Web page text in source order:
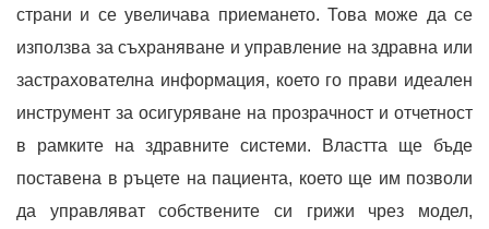
страни и се увеличава приемането. Това може да се
използва за съхраняване и управление на здравна или
застрахователна информация, което го прави идеален
инструмент за осигуряване на прозрачност и отчетност
в рамките на здравните системи. Властта ще бъде
поставена в ръцете на пациента, което ще им позволи
да управляват собствените си грижи чрез модел,